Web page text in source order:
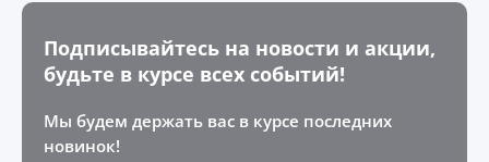
Подписывайтесь на новости и акции,
будьте в курсе всех событий!
Мы будем держать вас в курсе последних
новинок!